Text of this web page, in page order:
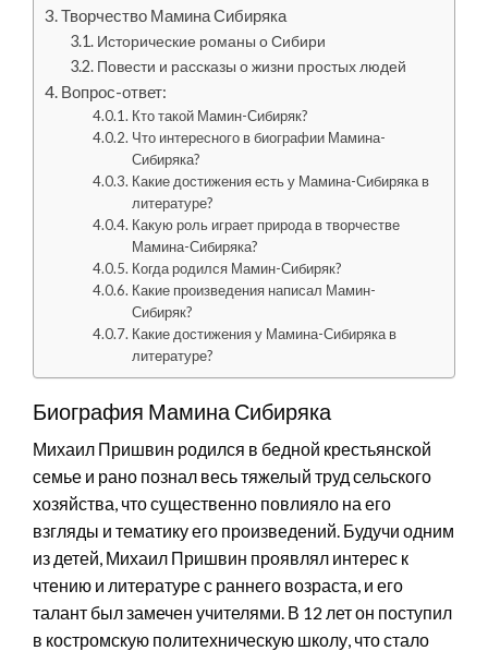
Творчество Мамина Сибиряка
Исторические романы о Сибири
Повести и рассказы о жизни простых людей
Вопрос-ответ:
Кто такой Мамин-Сибиряк?
Что интересного в биографии Мамина-
Сибиряка?
Какие достижения есть у Мамина-Сибиряка в
литературе?
Какую роль играет природа в творчестве
Мамина-Сибиряка?
Когда родился Мамин-Сибиряк?
Какие произведения написал Мамин-
Сибиряк?
Какие достижения у Мамина-Сибиряка в
литературе?
Биография Мамина Сибиряка
Михаил Пришвин родился в бедной крестьянской
семье и рано познал весь тяжелый труд сельского
хозяйства, что существенно повлияло на его
взгляды и тематику его произведений. Будучи одним
из детей, Михаил Пришвин проявлял интерес к
чтению и литературе с раннего возраста, и его
талант был замечен учителями. В 12 лет он поступил
в костромскую политехническую школу, что стало